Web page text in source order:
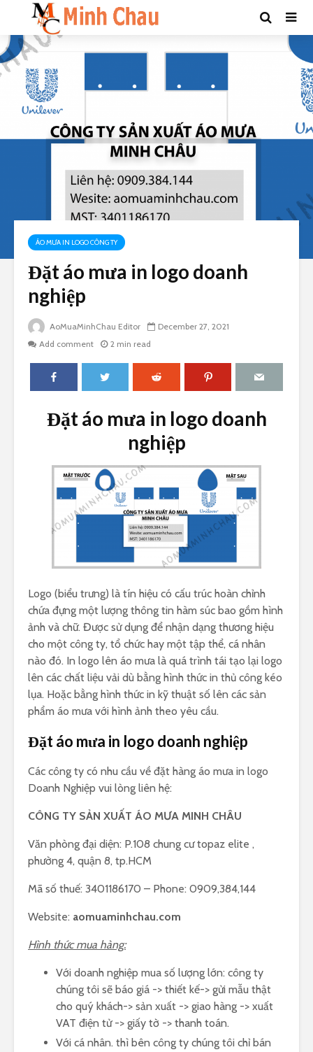
ÁO MƯA IN LOGO CÔNG TY
Đặt áo mưa in logo doanh
nghiệp
AoMuaMinhChau Editor
December 27, 2021
Add comment
2 min read
Đặt áo mưa in logo doanh
nghiệp
Logo (biểu trưng) là tín hiệu có cấu trúc hoàn chỉnh
chứa đựng một lượng thông tin hàm súc bao gồm hình
ảnh và chữ. Được sử dụng để nhận dạng thương hiệu
cho một công ty, tổ chức hay một tập thể, cá nhân
nào đó. In logo lên áo mưa là quá trình tái tạo lại logo
lên các chất liệu vải dù bằng hình thức in thủ công kéo
lụa. Hoặc bằng hình thức in kỹ thuật số lên các sản
phẩm áo mưa với hình ảnh theo yêu cầu.
Đặt áo mưa in logo doanh nghiệp
Các công ty có nhu cầu về đặt hàng áo mưa in logo
Doanh Nghiệp vui lòng liên hệ:
CÔNG TY SẢN XUẤT ÁO MƯA MINH CHÂU
Văn phòng đại diện: P.108 chung cư topaz elite ,
phường 4, quận 8, tp.HCM
Mã số thuế: 3401186170 – Phone: 0909,384,144
Website: aomuaminhchau.com
Hình thức mua hàng:
Với doanh nghiệp mua số lượng lớn: công ty
chúng tôi sẽ báo giá -> thiết kế-> gửi mẫu thật
cho quý khách-> sản xuất -> giao hàng -> xuất
VAT điện tử -> giấy tờ -> thanh toán.
Với cá nhân. thì bên công ty chúng tôi chỉ bán